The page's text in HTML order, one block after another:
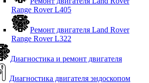
Range Rover L405
Ремонт двигателя Land Rover
Range Rover L322
Диагностика и ремонт двигателя
Диагностика двигателя эндоскопом